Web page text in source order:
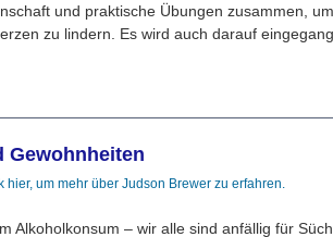
und praktische Übungen zusammen,
zu lindern. Es wird auch darauf
Gewohnheiten
hier, um mehr über Judson Brewer zu erfahren.
Alkoholkonsum – wir alle sind anfällig für